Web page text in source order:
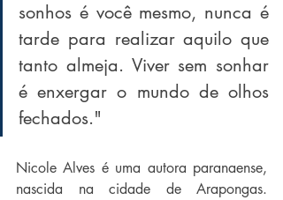
sonhos é você mesmo, nunca é
tarde para realizar aquilo que
tanto almeja. Viver sem sonhar
é enxergar o mundo de olhos
fechados."
Nicole Alves é uma autora paranaense,
nascida na cidade de Arapongas.